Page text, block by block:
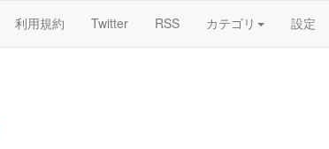
利用規約 Twitter RSS カテゴリ 設定